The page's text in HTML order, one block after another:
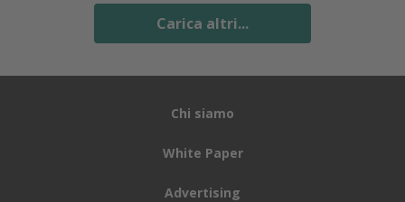
Carica altri...
Chi siamo
White Paper
Advertising